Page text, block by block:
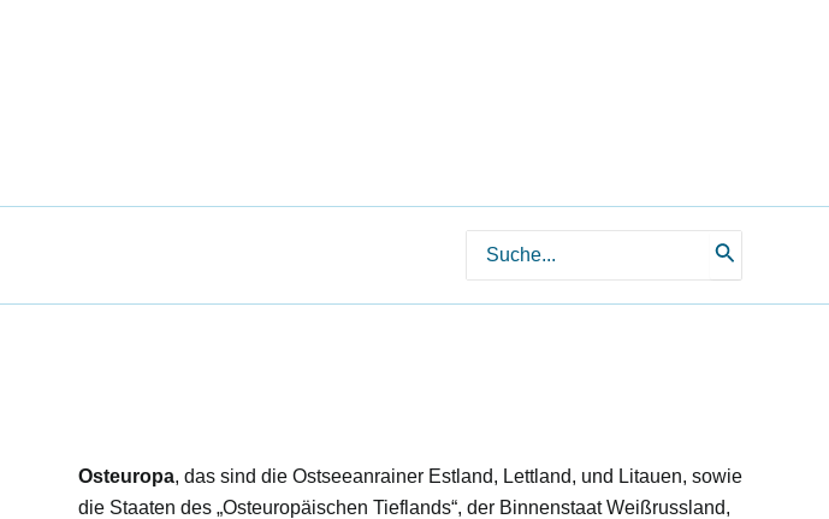
Search
for:
Osteuropa, das sind die Ostseeanrainer Estland, Lettland, und Litauen, sowie
die Staaten des „Osteuropäischen Tieflands“, der Binnenstaat Weißrussland,